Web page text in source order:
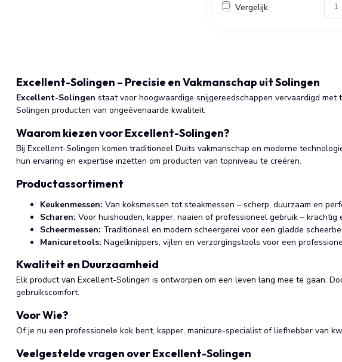
Vergelijk
Excellent-Solingen – Precisie en Vakmanschap uit Solingen
Excellent-Solingen staat voor hoogwaardige snijgereedschappen vervaardigd
Solingen producten van ongeëvenaarde kwaliteit.
Waarom kiezen voor Excellent-Solingen?
Bij Excellent-Solingen komen traditioneel Duits vakmanschap en moderne
hun ervaring en expertise inzetten om producten van topniveau te creëren.
Productassortiment
Keukenmessen: Van koksmessen tot steakmessen – scherp, duurzaam en
Scharen: Voor huishouden, kapper, naaien of professioneel gebruik – krachtig
Scheermessen: Traditioneel en modern scheergerei voor een gladde
Manicuretools: Nagelknippers, vijlen en verzorgingstools voor een
Kwaliteit en Duurzaamheid
Elk product van Excellent-Solingen is ontworpen om een leven lang mee te gaan.
gebruikscomfort.
Voor Wie?
Of je nu een professionele kok bent, kapper, manicure-specialist of liefhebber van
Veelgestelde vragen over Excellent-Solingen